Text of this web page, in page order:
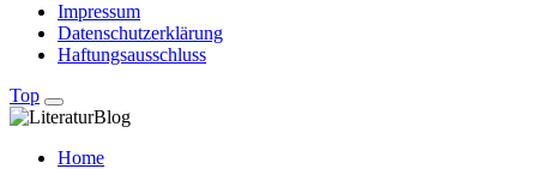
Impressum
Datenschutzerklärung
Haftungsausschluss
Top
Home